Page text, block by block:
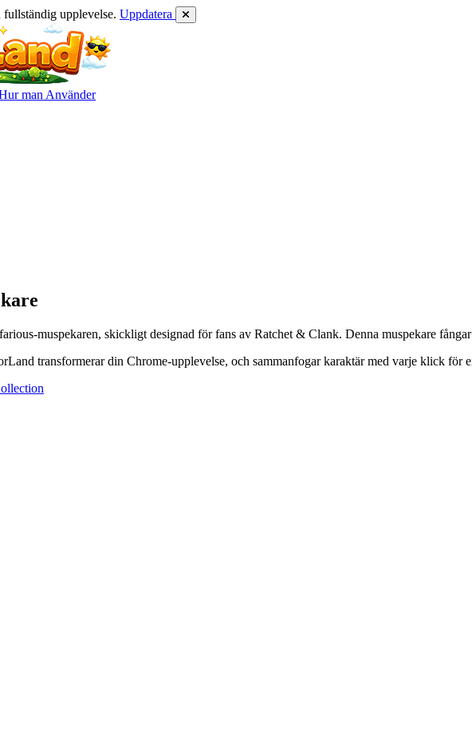
upplevelse. Uppdatera
man Använder
muspekaren, skickligt designad för fans av Ratchet & Clank. Denna muspekare
transformerar din Chrome-upplevelse, och sammanfogar karaktär med varje klick för